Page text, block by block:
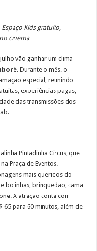
e reparos em defensas estão entre
Kids gratuito,
cinema
vão ganhar um clima
. Durante o mês, o
especial, reunindo
experiências pagas,
das transmissões dos
Pintadinha Circus, que
Praça de Eventos.
mais queridos do
bolinhas, brinquedão, cama
A atração conta com
65 para 60 minutos, além de